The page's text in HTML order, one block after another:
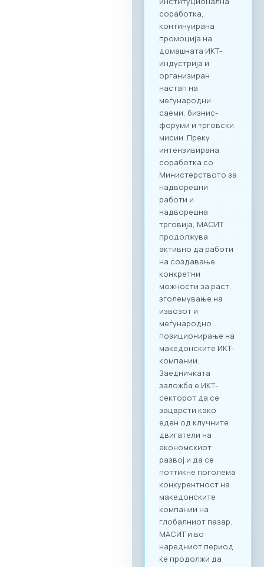
Учеството на
„Digital Bridge &
Business ICT Forum
2026“ нуди
стратешка можност
за македонските
компании да
остварат директен
контакт со повеќе
од 20 реномирани
грчки ИКТ компании
кои доаѓаат во
Скопје со цел
воспоставување
конкретна деловна
соработка.
конципиран да
поттикне не само
соработка во
рамки на
технолошкиот
сектор, туку и
меѓусекторско
поврзување. Покрај
ИКТ секторот, на
настанот се
очекува присуство
на компании од
различни
индустрии, со што
се отвора широк
дигитализација на
бизнис процесите
и директни средби
помеѓу домашните
ИКТ добавувачи и
потенцијални
клиенти од други
стопански гранки.
Преку наменската
B2B платформа,
сите учесници ќе
можат ефикасно да
го менаџираат